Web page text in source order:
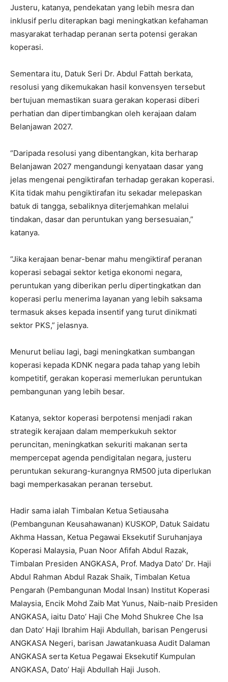
Justeru, katanya, pendekatan yang lebih mesra dan
inklusif perlu diterapkan bagi meningkatkan kefahaman
masyarakat terhadap peranan serta potensi gerakan
koperasi.
Sementara itu, Datuk Seri Dr. Abdul Fattah berkata,
resolusi yang dikemukakan hasil konvensyen tersebut
bertujuan memastikan suara gerakan koperasi diberi
perhatian dan dipertimbangkan oleh kerajaan dalam
Belanjawan 2027.
“Daripada resolusi yang dibentangkan, kita berharap
Belanjawan 2027 mengandungi kenyataan dasar yang
jelas mengenai pengiktirafan terhadap gerakan koperasi.
Kita tidak mahu pengiktirafan itu sekadar melepaskan
batuk di tangga, sebaliknya diterjemahkan melalui
tindakan, dasar dan peruntukan yang bersesuaian,”
katanya.
“Jika kerajaan benar-benar mahu mengiktiraf peranan
koperasi sebagai sektor ketiga ekonomi negara,
peruntukan yang diberikan perlu dipertingkatkan dan
koperasi perlu menerima layanan yang lebih saksama
termasuk akses kepada insentif yang turut dinikmati
sektor PKS,” jelasnya.
Menurut beliau lagi, bagi meningkatkan sumbangan
koperasi kepada KDNK negara pada tahap yang lebih
kompetitif, gerakan koperasi memerlukan peruntukan
pembangunan yang lebih besar.
Katanya, sektor koperasi berpotensi menjadi rakan
strategik kerajaan dalam memperkukuh sektor
peruncitan, meningkatkan sekuriti makanan serta
mempercepat agenda pendigitalan negara, justeru
peruntukan sekurang-kurangnya RM500 juta diperlukan
bagi memperkasakan peranan tersebut.
Hadir sama ialah Timbalan Ketua Setiausaha
(Pembangunan Keusahawanan) KUSKOP, Datuk Saidatu
Akhma Hassan, Ketua Pegawai Eksekutif Suruhanjaya
Koperasi Malaysia, Puan Noor Afifah Abdul Razak,
Timbalan Presiden ANGKASA, Prof. Madya Dato’ Dr. Haji
Abdul Rahman Abdul Razak Shaik, Timbalan Ketua
Pengarah (Pembangunan Modal Insan) Institut Koperasi
Malaysia, Encik Mohd Zaib Mat Yunus, Naib-naib Presiden
ANGKASA, iaitu Dato’ Haji Che Mohd Shukree Che Isa
dan Dato’ Haji Ibrahim Haji Abdullah, barisan Pengerusi
ANGKASA Negeri, barisan Jawatankuasa Audit Dalaman
ANGKASA serta Ketua Pegawai Eksekutif Kumpulan
ANGKASA, Dato’ Haji Abdullah Haji Jusoh.